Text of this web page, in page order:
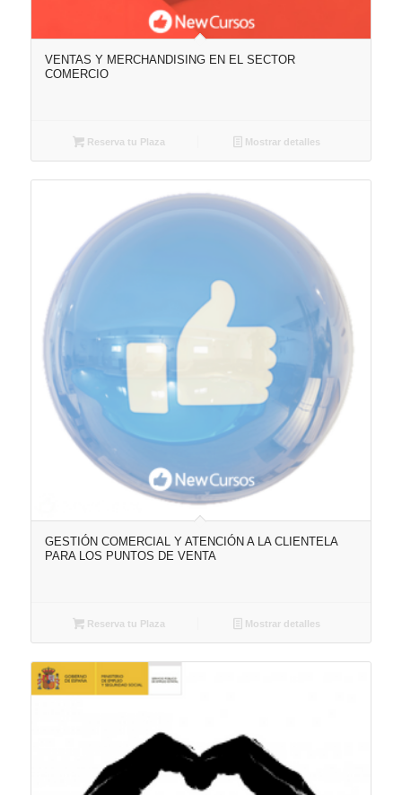
VENTAS Y MERCHANDISING EN EL SECTOR
COMERCIO
Reserva tu Plaza Mostrar detalles
GESTIÓN COMERCIAL Y ATENCIÓN A LA CLIENTELA
PARA LOS PUNTOS DE VENTA
Reserva tu Plaza Mostrar detalles